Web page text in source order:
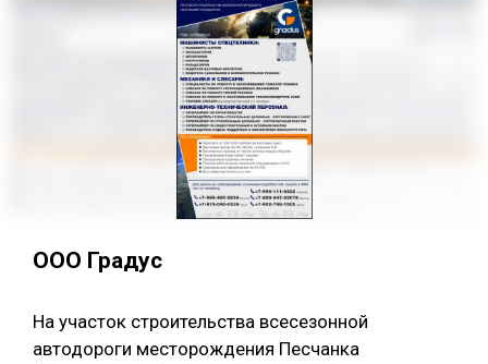
ООО Градус
На участок строительства всесезонной
автодороги месторождения Песчанка